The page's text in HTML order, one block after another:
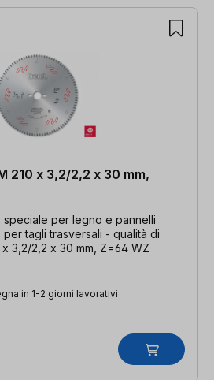
210 x 3,2/2,2 x 30 mm,
speciale per legno e pannelli
tagli trasversali - qualità di
3,2/2,2 x 30 mm, Z=64 WZ
in 1-2 giorni lavorativi